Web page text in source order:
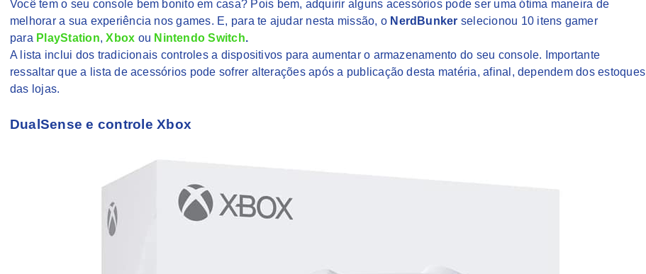
Você tem o seu console bem bonito em casa? Pois bem, adquirir alguns acessórios pode ser uma ótima maneira de
melhorar a sua experiência nos games. E, para te ajudar nesta missão, o NerdBunker selecionou 10 itens gamer
para PlayStation,Xbox ou Nintendo Switch.
A lista inclui dos tradicionais controles a dispositivos para aumentar o armazenamento do seu console. Importante
ressaltar que a lista de acessórios pode sofrer alterações após a publicação desta matéria, afinal, dependem dos estoques
das lojas.
DualSense e controle Xbox